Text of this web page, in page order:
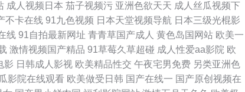
在线香蕉 91美剧高颜值学生妹 91n中文字幕 五月开心激情久久
韩国成人AV三级片 豆花成人在线 成人在线免费观看视频 97骚
在线看片网站 五月开心激情久久伊人 人人超碰91 玖玖热99 国
成人视频日本 茄子视频污 亚洲色欲天天 成人丝瓜视频下
不卡在线 91九色视频 日本天堂视频导航 日本三级光棍影
线 91自拍最新网址 青青草国产成人 黄色岛国网站 欧美一
激情视频国产精品 91草莓久草超碰 成人性爱aa影院 欧
影 日韩成人影视 欧美精品性交 午夜宅男免费 另类亚洲色
影院在线观看 欧美做受日韩 国产在线一 国产原创视频在